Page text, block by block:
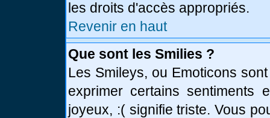
les droits d'accès appropriés.
Revenir en haut
Que sont les Smilies ?
Les Smileys, ou Emoticons
exprimer certains sentiments
joyeux, :( signifie triste. Vous